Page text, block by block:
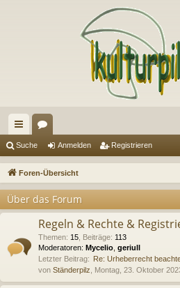
ch
ne
ug
en
Suche Anmelden Registrieren
Foren-Übersicht
Über das Forum
Regeln & Rechte &
Themen: 15 Beiträge: 113
Moderatoren: Mycelio geriull
Letzter Beitrag: Re: Urheberrecht
von Ständerpilz , Montag, 23. Oktober